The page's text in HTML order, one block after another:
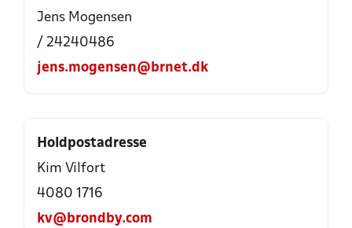
Jens Mogensen
/ 24240486
jens.mogensen@brnet.dk
Holdpostadresse
Kim Vilfort
4080 1716
kv@brondby.com